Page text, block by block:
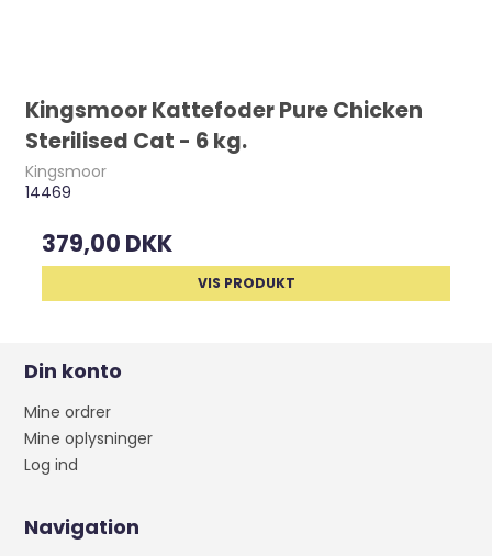
Kingsmoor Kattefoder Pure Chicken
Sterilised Cat - 6 kg.
Kingsmoor
14469
379,00 DKK
VIS PRODUKT
Din konto
Mine ordrer
Mine oplysninger
Log ind
Navigation